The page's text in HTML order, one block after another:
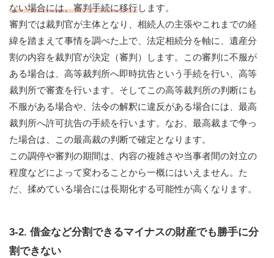
ない場合には、審判手続に移行します。
審判では裁判官が主体となり、相続人の主張やこれまでの経
緯を踏まえて事情を調べた上で、法定相続分を軸に、遺産分
割の内容を裁判官が決定（審判）します。この審判に不服が
ある場合は、高等裁判所へ即時抗告という手続を行い、高等
裁判所で審査を行います。そしてこの高等裁判所の判断にも
不服がある場合や、法令の解釈に違反がある場合には、最高
裁判所へ許可抗告の手続を行います。なお、最高裁まで争っ
た場合は、この最高裁の判断で確定となります。
この調停や審判の期間は、内容の複雑さや当事者間の対立の
程度などによって変わることから一概にはいえません。た
だ、揉めている場合には長期化する可能性が高くなります。
3-2. 借金など分割できるマイナスの財産でも勝手に分
割できない